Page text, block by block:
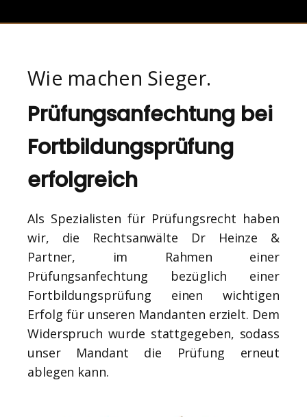
Wie machen Sieger.
Prüfungsanfechtung bei
Fortbildungsprüfung
erfolgreich
Als Spezialisten für Prüfungsrecht haben
wir, die Rechtsanwälte Dr Heinze &
Partner, im Rahmen einer
Prüfungsanfechtung bezüglich einer
Fortbildungsprüfung einen wichtigen
Erfolg für unseren Mandanten erzielt. Dem
Widerspruch wurde stattgegeben, sodass
unser Mandant die Prüfung erneut
ablegen kann.